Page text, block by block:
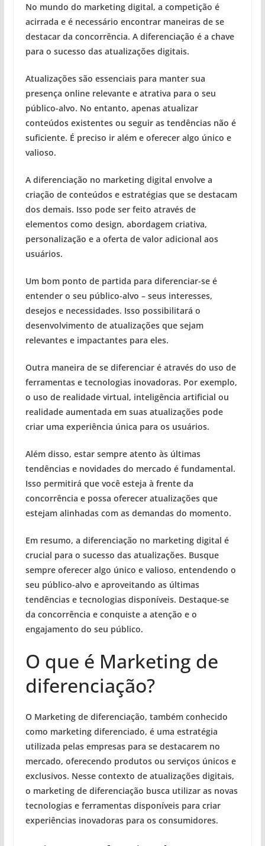
No mundo do marketing digital, a competição é
acirrada e é necessário encontrar maneiras de se
destacar da concorrência. A diferenciação é a chave
para o sucesso das atualizações digitais.
Atualizaçõessão essenciais para manter sua
presença online relevante e atrativa para o seu
público-alvo. No entanto, apenas atualizar
conteúdos existentes ou seguir as tendências não é
suficiente. É preciso ir além e oferecer algo único e
valioso.
A diferenciação no marketing digital envolve a
criação de conteúdos e estratégias que se destacam
dos demais. Isso pode ser feito através de
elementos como design, abordagem criativa,
personalização e a oferta de valor adicional aos
usuários.
Um bom ponto de partida para diferenciar-se é
entender o seu público-alvo – seus interesses,
desejos e necessidades. Isso possibilitará o
desenvolvimento de atualizações que sejam
relevantes e impactantes para eles.
Outra maneira de se diferenciar é através do uso de
ferramentas e tecnologias inovadoras. Por exemplo,
o uso de realidade virtual, inteligência artificial ou
realidade aumentada em suas atualizações pode
criar uma experiência única para os usuários.
Além disso, estar sempre atento às últimas
tendências e novidades do mercado é fundamental.
Isso permitirá que você esteja à frente da
concorrência e possa oferecer atualizações que
estejam alinhadas com as demandas do momento.
Em resumo, a diferenciação no marketing digital é
crucial para o sucesso das atualizações. Busque
sempre oferecer algo único e valioso, entendendo o
seu público-alvo e aproveitando as últimas
tendências e tecnologias disponíveis. Destaque-se
da concorrência e conquiste a atenção e o
engajamento do seu público.
O que é Marketing de
diferenciação?
O Marketing de diferenciação, também conhecido
como marketing diferenciado, é uma estratégia
utilizada pelas empresas para se destacarem no
mercado, oferecendo produtos ou serviços únicos e
exclusivos. Nesse contexto de atualizações digitais,
o marketing de diferenciação busca utilizar as novas
tecnologias e ferramentas disponíveis para criar
experiências inovadoras para os consumidores.